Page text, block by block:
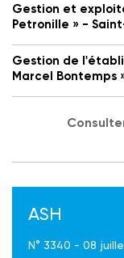
Gestion et
Petronille » -
Gestion de
Marcel Bontemps
ASH
N° 3340 - 08